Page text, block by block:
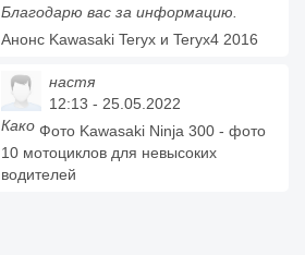
Благодарю вас за информацию.
Анонс Kawasaki Teryx и Teryx4 2016
настя
12:13 - 25.05.2022
Како Фото Kawasaki Ninja 300 - фото
10 мотоциклов для невысоких
водителей